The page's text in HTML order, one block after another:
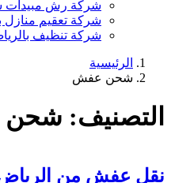
شركة رش مبيدات
شركة تعقيم منازل
شركة تنظيف
الرئيسية
شحن عفش
التصنيف:
نقل عفش من